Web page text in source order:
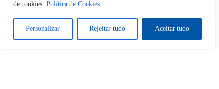
de cookies. Política de Cookies
Personalizar Rejeitar tudo Aceitar tudo
Sim